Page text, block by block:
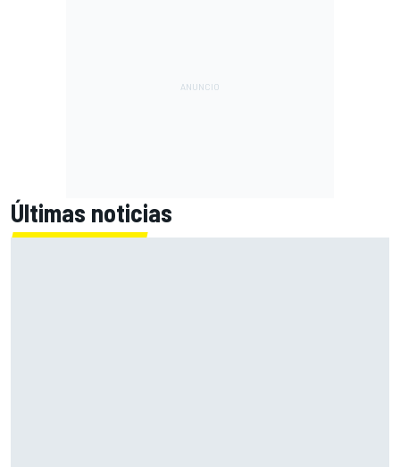
Últimas noticias